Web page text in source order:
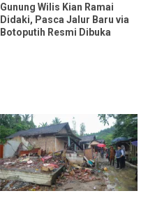
Gunung Wilis Kian Ramai
Didaki, Pasca Jalur Baru via
Botoputih Resmi Dibuka